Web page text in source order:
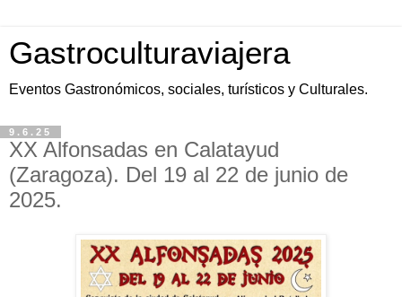
Gastroculturaviajera
Eventos Gastronómicos, sociales, turísticos y Culturales.
9.6.25
XX Alfonsadas en Calatayud
(Zaragoza). Del 19 al 22 de junio de
2025.